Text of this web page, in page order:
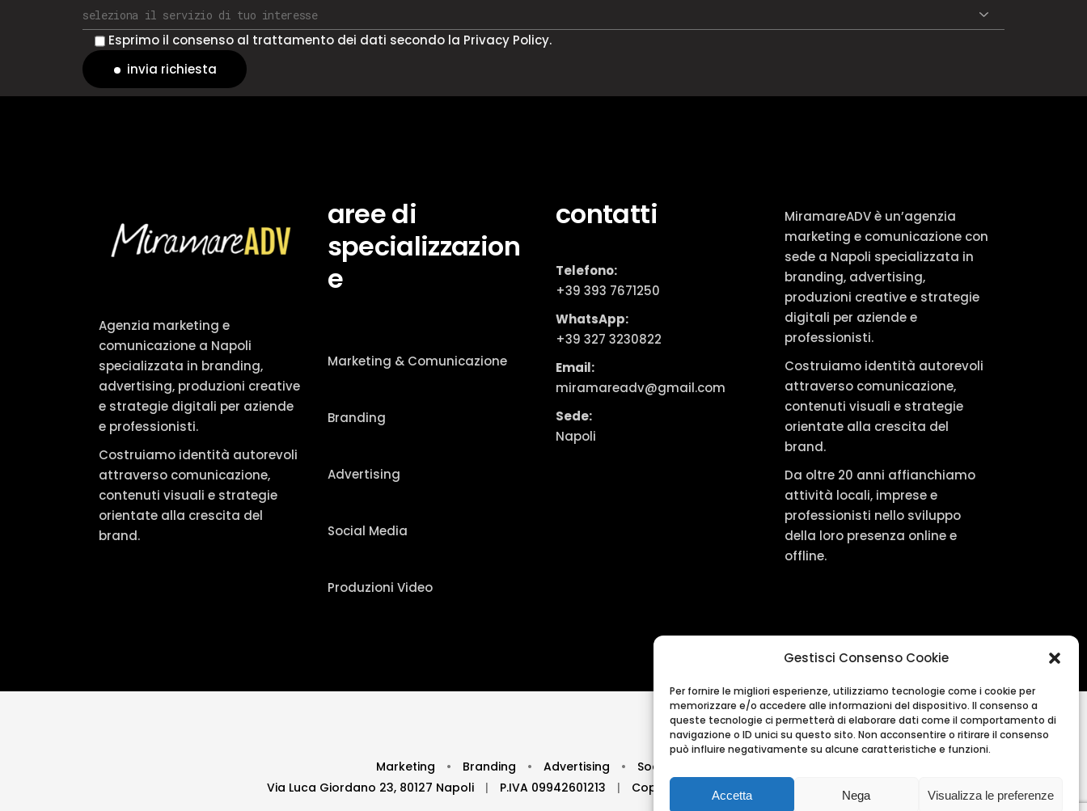
Gestisci Consenso Cookie
Per fornire le migliori esperienze, utilizziamo tecnologie come i cookie per
memorizzare e/o accedere alle informazioni del dispositivo. Il consenso a
queste tecnologie ci permetterà di elaborare dati come il comportamento di
navigazione o ID unici su questo sito. Non acconsentire o ritirare il consenso
può influire negativamente su alcune caratteristiche e funzioni.
Accetta Nega Visualizza le preferenze
Esprimo il consenso al trattamento dei dati secondo la Privacy Policy.
invia richiesta
Agenzia marketing e
comunicazione a Napoli
specializzata in branding,
advertising, produzioni creative
e strategie digitali per aziende
e professionisti.
Costruiamo identità autorevoli
attraverso comunicazione,
contenuti visuali e strategie
orientate alla crescita del
brand.
aree di
specializzazion
e
Marketing & Comunicazione
Branding
Advertising
Social Media
Produzioni Video
contatti
Telefono:
+39 393 7671250
WhatsApp:
+39 327 3230822
Email:
miramareadv@gmail.com
Sede:
Napoli
MiramareADV è un’agenzia
marketing e comunicazione con
sede a Napoli specializzata in
branding, advertising,
produzioni creative e strategie
digitali per aziende e
professionisti.
Costruiamo identità autorevoli
attraverso comunicazione,
contenuti visuali e strategie
orientate alla crescita del
brand.
Da oltre 20 anni affianchiamo
attività locali, imprese e
professionisti nello sviluppo
della loro presenza online e
offline.
Marketing • Branding • Advertising •
Social Media
Via Luca Giordano 23, 80127 Napoli
| P.IVA 09942601213 | Copyright © 2026 MiramareADV